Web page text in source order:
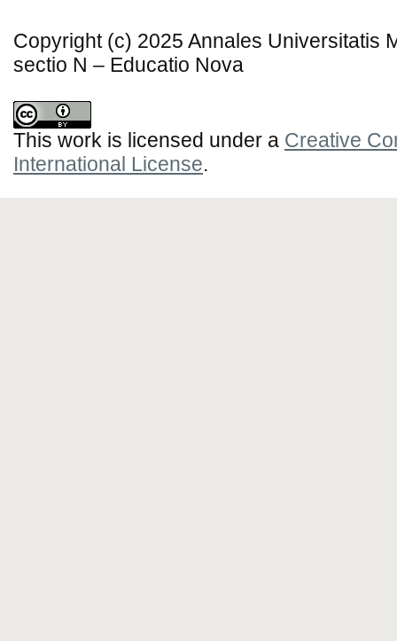
Copyright (c) 2025 Annales Universitatis
sectio N – Educatio Nova
This work is licensed under a Creative
International License.